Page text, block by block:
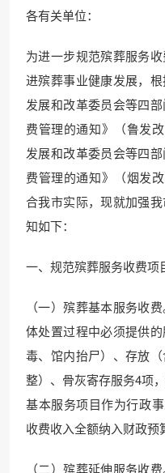
各有关单位：
为进一步规范殡葬服务
进殡葬事业健康发展，
发展和改革委员会等四
费管理的通知》（鲁发
发展和改革委员会等四
费管理的通知》（烟发
合我市实际，现就加强
知如下：
一、规范殡葬服务收费项
（一）殡葬基本服务收
体处置过程中必须提供
毒、馆内抬尸）、存放
整）、骨灰寄存服务4项
基本服务项目作为行政事
收费收入全额纳入财政预
（二）殡葬延伸服务收